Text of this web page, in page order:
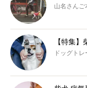
山名さんご
【特集
ドッグト